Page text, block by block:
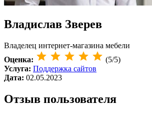
Владислав Зверев
Владелец интернет-магазина мебели
Оценка:
(5/5)
Услуга: Поддержка сайтов
Дата: 02.05.2023
Отзыв пользователя